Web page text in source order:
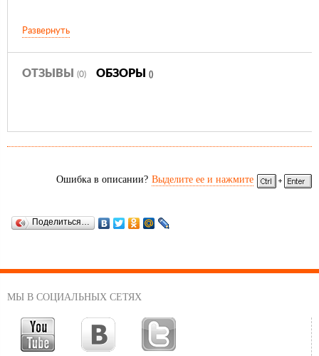
Развернуть
ОТЗЫВЫ (0) ОБЗОРЫ ()
Ошибка в описании? Выделите ее и нажмите
Поделиться…
МЫ В СОЦИАЛЬНЫХ СЕТЯХ